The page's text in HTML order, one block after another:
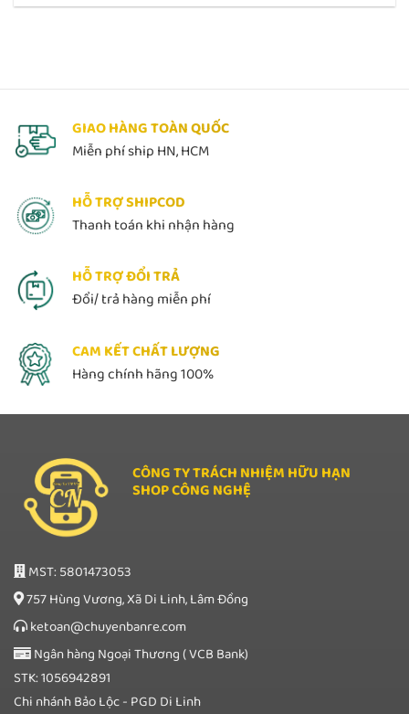
GIAO HÀNG TOÀN QUỐC
Miễn phí ship HN, HCM
HỖ TRỢ SHIPCOD
Thanh toán khi nhận hàng
HỖ TRỢ ĐỔI TRẢ
Đổi/ trả hàng miễn phí
CAM KẾT CHẤT LƯỢNG
Hàng chính hãng 100%
CÔNG TY TRÁCH NHIỆM HỮU HẠN
SHOP CÔNG NGHỆ
MST: 5801473053
757 Hùng Vương, Xã Di Linh, Lâm Đồng
ketoan@chuyenbanre.com
Ngân hàng Ngoại Thương ( VCB Bank)
STK: 1056942891
Chi nhánh Bảo Lộc - PGD Di Linh